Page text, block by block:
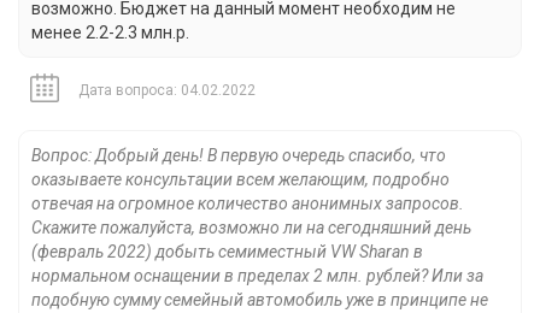
возможно. Бюджет на данный момент необходим не
менее 2.2-2.3 млн.р.
Дата вопроса: 04.02.2022
Вопрос: Добрый день! В первую очередь спасибо, что
оказываете консультации всем желающим, подробно
отвечая на огромное количество анонимных запросов.
Скажите пожалуйста, возможно ли на сегодняшний день
(февраль 2022) добыть семиместный VW Sharan в
нормальном оснащении в пределах 2 млн. рублей? Или за
подобную сумму семейный автомобиль уже в принципе не